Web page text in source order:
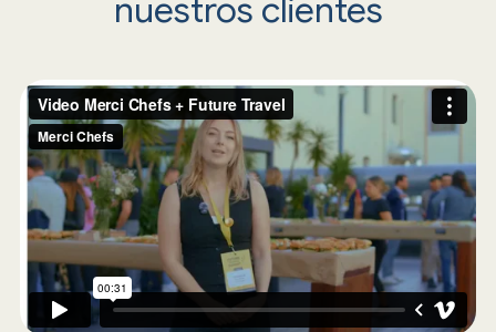
nuestros clientes